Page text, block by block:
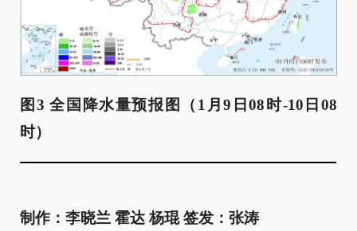
图3 全国降水量预报图（1月9日08时-10日08
时）
制作： 李晓兰 霍达 杨琨 签发： 张涛